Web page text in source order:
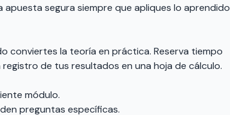
apuesta segura siempre que apliques lo aprendido
conviertes la teoría en práctica. Reserva tiempo
de tus resultados en una hoja de cálculo.
módulo.
preguntas específicas.